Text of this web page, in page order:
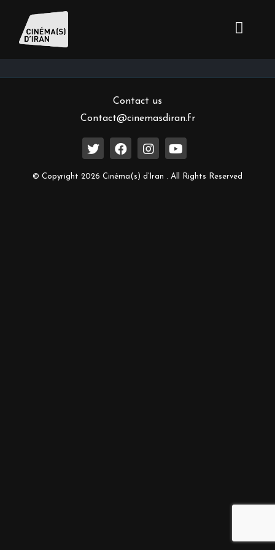
Inscrivez-vous à notre newsletter
Contact us
Contact@cinemasdiran.fr
© Copyright 2026 Cinéma(s) d’Iran . All Rights Reserved